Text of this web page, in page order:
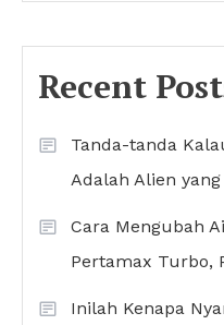
Recent
Tanda-tanda
Adalah Alien
Cara Mengubah
Pertamax Turbo,
Inilah Kenapa